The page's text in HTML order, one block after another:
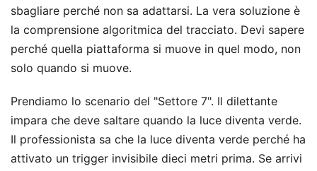
sbagliare perché non sa adattarsi. La vera soluzione è
la comprensione algoritmica del tracciato. Devi sapere
perché quella piattaforma si muove in quel modo, non
solo quando si muove.
Prendiamo lo scenario del "Settore 7". Il dilettante
impara che deve saltare quando la luce diventa verde.
Il professionista sa che la luce diventa verde perché ha
attivato un trigger invisibile dieci metri prima. Se arrivi